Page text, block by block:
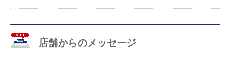
店舗からのメッセージ